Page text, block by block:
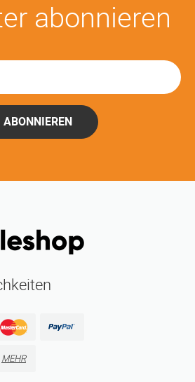
abonnieren
ABONNIEREN
MEHR